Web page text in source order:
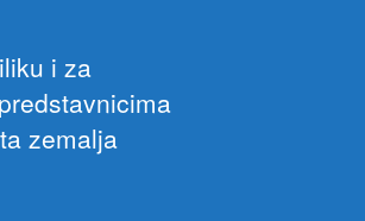
i za
zemalja